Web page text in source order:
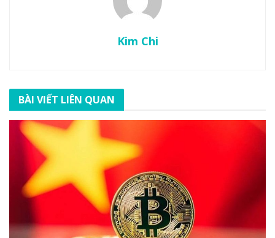
Kim Chi
BÀI VIẾT LIÊN QUAN